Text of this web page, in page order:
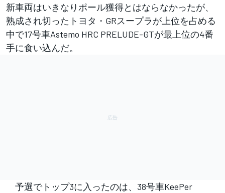
新車両はいきなりポール獲得とはならなかったが、
熟成され切ったトヨタ・GRスープラが上位を占める
中で17号車Astemo HRC PRELUDE-GTが最上位の4番
手に食い込んだ。
予選でトップ3に入ったのは、38号車KeePer